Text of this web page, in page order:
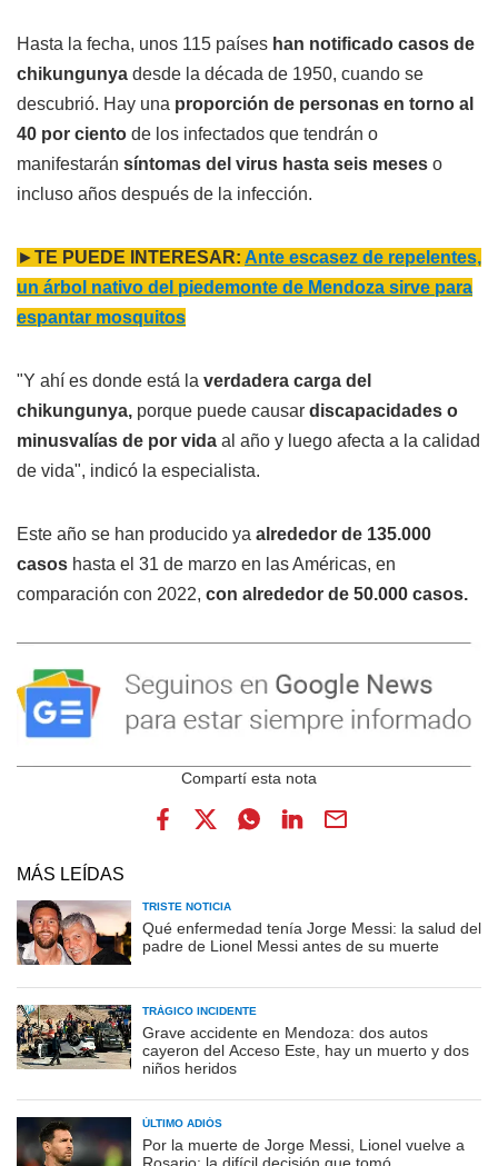
Hasta la fecha, unos 115 países han notificado casos de
chikungunya desde la década de 1950, cuando se
descubrió. Hay una proporción de personas en torno al
40 por ciento de los infectados que tendrán o
manifestarán síntomas del virus hasta seis meses o
incluso años después de la infección.
►TE PUEDE INTERESAR: Ante escasez de repelentes,
un árbol nativo del piedemonte de Mendoza sirve para
espantar mosquitos
"Y ahí es donde está la verdadera carga del
chikungunya, porque puede causar discapacidades o
minusvalías de por vida al año y luego afecta a la calidad
de vida", indicó la especialista.
Este año se han producido ya alrededor de 135.000
casos hasta el 31 de marzo en las Américas, en
comparación con 2022, con alrededor de 50.000 casos.
MÁS LEÍDAS
TRISTE NOTICIA
Qué enfermedad tenía Jorge Messi: la salud del
padre de Lionel Messi antes de su muerte
TRÁGICO INCIDENTE
Grave accidente en Mendoza: dos autos
cayeron del Acceso Este, hay un muerto y dos
niños heridos
ÚLTIMO ADIÓS
Por la muerte de Jorge Messi, Lionel vuelve a